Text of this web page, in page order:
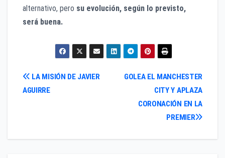
alternativo, pero su evolución, según lo previsto,
será buena.
Navegación
GOLEA EL MANCHESTER
CITY Y APLAZA
CORONACIÓN EN LA
PREMIER
LA MISIÓN DE JAVIER
AGUIRRE